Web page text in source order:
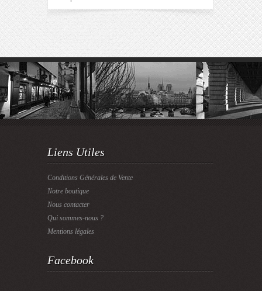
Liens Utiles
Conditions Générales de Vente
Notre boutique
Nous contacter
Qui sommes-nous ?
Mentions légales
Facebook